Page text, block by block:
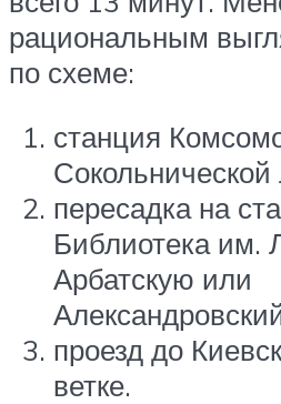
рациональным
по схеме:
станция
Сокольнической
пересадка на
Библиотека им.
Арбатскую или
проезд до
ветке.